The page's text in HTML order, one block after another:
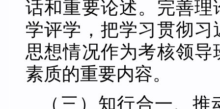
话和重要论述。完善
学评学，把学习贯彻
思想情况作为考核领
素质的重要内容。
（三）知行合一、